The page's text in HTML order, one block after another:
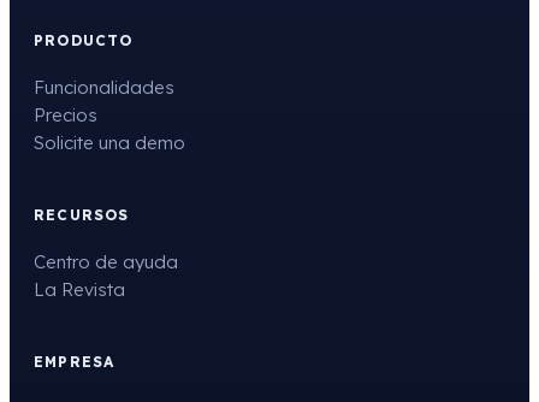
PRODUCTO
Funcionalidades
Precios
Solicite una demo
RECURSOS
Centro de ayuda
La Revista
EMPRESA